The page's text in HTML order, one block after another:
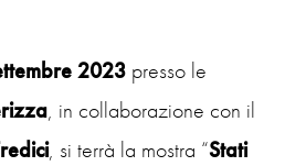
2023 presso le
, in collaborazione con il
, si terrà la mostra “Stati